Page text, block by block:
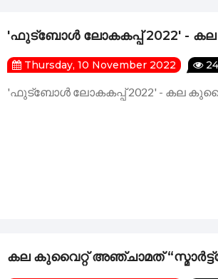
'ഫുട്ബോൾ ലോകകപ്പ് 2022' - കല
Thursday, 10 November 2022
'ഫുട്ബോൾ ലോകകപ്പ് 2022' - കല
കല കുവൈറ്റ് അഞ്ചാമത്